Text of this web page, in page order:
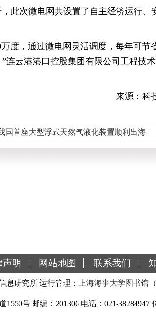
此次微电网共设置了自主经济运行、
度，通过微电网灵活调度，每年可节
连云港港口控股集团有限公司工程技
来源：科
国首座大型浮式天然气液化装置顺利出海
声明 网站地图 联系我们
息研究所 运行管理： 上海海事大学图书馆
号 邮编：201306 电话：021-38284947